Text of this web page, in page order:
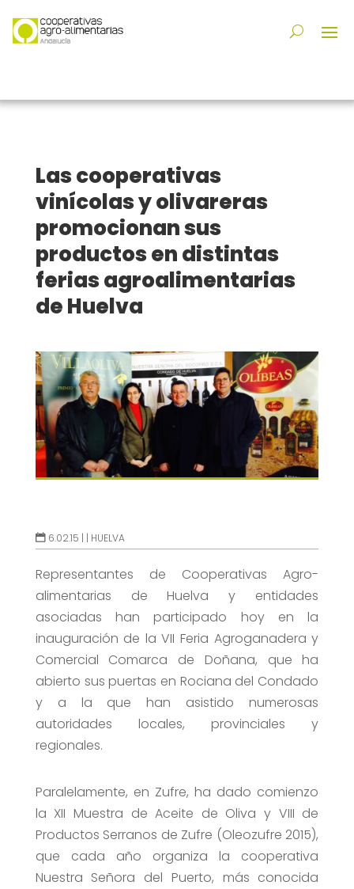
Las cooperativas
vinícolas y olivareras
promocionan sus
productos en distintas
ferias agroalimentarias
de Huelva
6.02.15 | | HUELVA
Representantes de Cooperativas Agro-
alimentarias de Huelva y entidades
asociadas han participado hoy en la
inauguración de la VII Feria Agroganadera y
Comercial Comarca de Doñana, que ha
abierto sus puertas en Rociana del Condado
y a la que han asistido numerosas
autoridades locales, provinciales y
regionales.
Paralelamente, en Zufre, ha dado comienzo
la XII Muestra de Aceite de Oliva y VIII de
Productos Serranos de Zufre (Oleozufre 2015),
que cada año organiza la cooperativa
Nuestra Señora del Puerto, más conocida